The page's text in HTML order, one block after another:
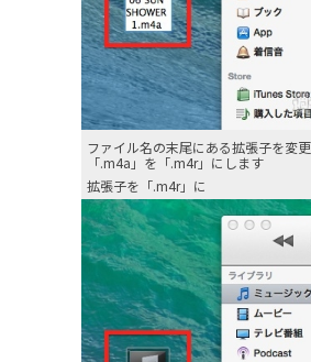
ファイル名の末尾にある拡張子を変更
「.m4a」を「.m4r」にします
拡張子を「.m4r」に